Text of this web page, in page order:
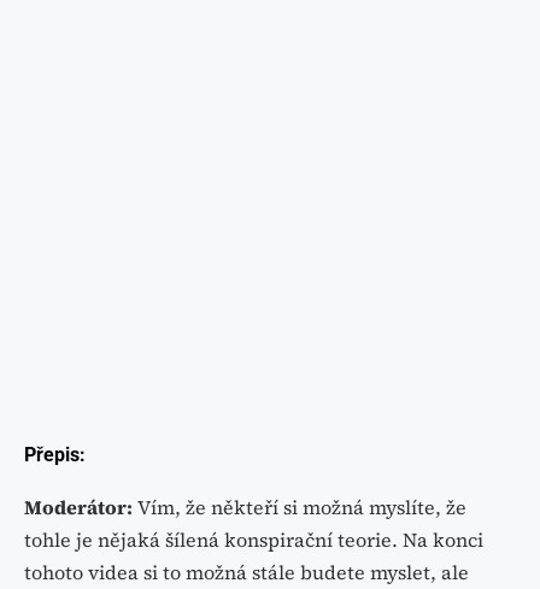
Přepis:
Moderátor: Vím, že někteří si možná myslíte, že
tohle je nějaká šílená konspirační teorie. Na konci
tohoto videa si to možná stále budete myslet, ale